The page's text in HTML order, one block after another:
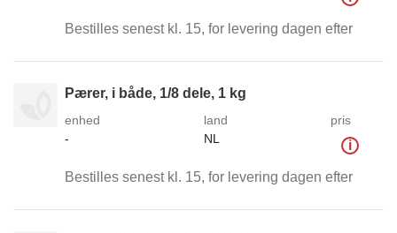
Bestilles senest kl. 15, for levering dagen efter
Pærer, i både, 1/8 dele, 1 kg
enhed
-
land
NL
pris
i
Bestilles senest kl. 15, for levering dagen efter